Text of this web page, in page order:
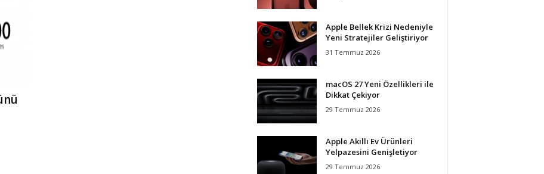
Apple Bellek Krizi Nedeniyle
Yeni Stratejiler Geliştiriyor
31 Temmuz 2026
macOS 27 Yeni Özellikleri ile
Dikkat Çekiyor
29 Temmuz 2026
Apple Akıllı Ev Ürünleri
Yelpazesini Genişletiyor
29 Temmuz 2026